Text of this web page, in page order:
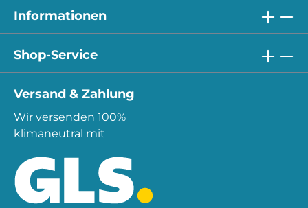
Informationen
Shop-Service
Versand & Zahlung
Wir versenden 100%
klimaneutral mit